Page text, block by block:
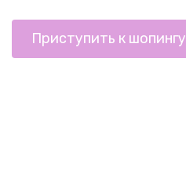
Приступить к шопингу